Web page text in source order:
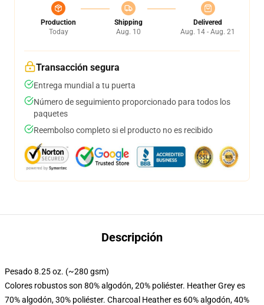
Production
Today
Shipping
Aug. 10
Delivered
Aug. 14 - Aug. 21
Transacción segura
Entrega mundial a tu puerta
Número de seguimiento proporcionado para todos los
paquetes
Reembolso completo si el producto no es recibido
Descripción
Pesado 8.25 oz. (~280 gsm)
Colores robustos son 80% algodón, 20% poliéster. Heather Grey es
70% algodón, 30% poliéster. Charcoal Heather es 60% algodón, 40%